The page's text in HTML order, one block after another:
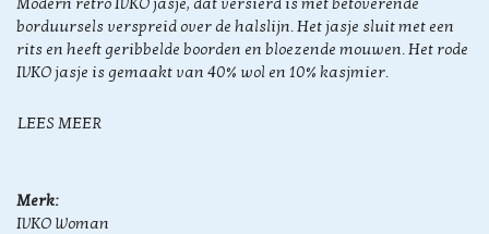
Modern retro IVKO jasje, dat versierd is met betoverende
borduursels verspreid over de halslijn. Het jasje sluit met een
rits en heeft geribbelde boorden en bloezende mouwen. Het rode
IVKO jasje is gemaakt van 40% wol en 10% kasjmier.
LEES MEER
Merk:
IVKO Woman